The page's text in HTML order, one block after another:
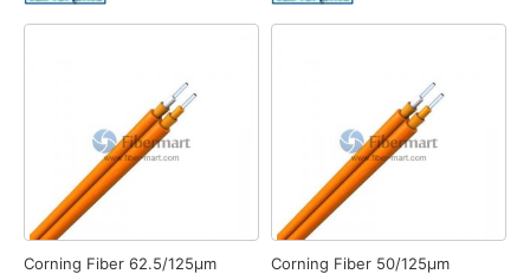
Corning Fiber 62.5/125μm
Corning Fiber 50/125μm